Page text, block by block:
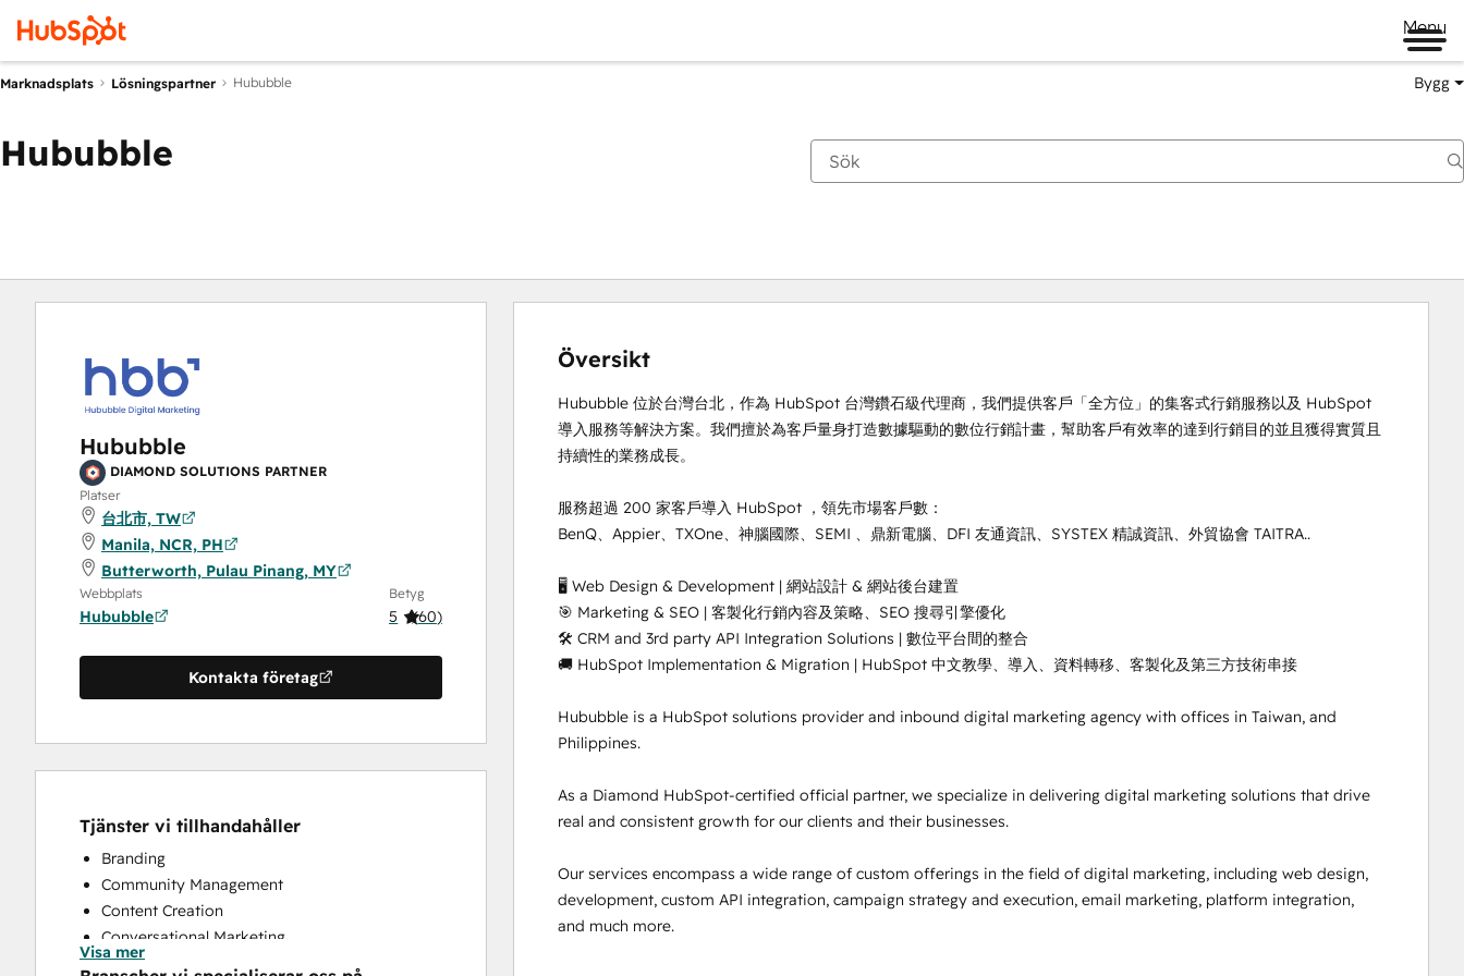
Menu
Marknadsplats Lösningspartner Hububble Bygg
Hububble
Hububble
DIAMOND SOLUTIONS PARTNER
Platser
台北市, TW
Manila, NCR, PH
Butterworth, Pulau Pinang, MY
Webbplats
Hububble
Betyg
5 (60)
Kontakta företag
Tjänster vi tillhandahåller
Branding
Community Management
Content Creation
Conversational Marketing
CRM Implementation
Visa mer
Översikt
Hububble 位於台灣台北，作為 HubSpot 台灣鑽石級代理商，我們提供客戶「全方位」的集客式行銷服務以及 HubSpot
導入服務等解決方案。我們擅於為客戶量身打造數據驅動的數位行銷計畫，幫助客戶有效率的達到行銷目的並且獲得實質且
持續性的業務成長。
服務超過 200 家客戶導入 HubSpot ，領先市場客戶數：
BenQ、Appier、TXOne、神腦國際、SEMI 、鼎新電腦、DFI 友通資訊、SYSTEX 精誠資訊、外貿協會 TAITRA..
🖥 Web Design & Development | 網站設計 & 網站後台建置
🎯 Marketing & SEO | 客製化行銷內容及策略、SEO 搜尋引擎優化
🛠 CRM and 3rd party API Integration Solutions | 數位平台間的整合
🚚 HubSpot Implementation & Migration | HubSpot 中文教學、導入、資料轉移、客製化及第三方技術串接
Hububble is a HubSpot solutions provider and inbound digital marketing agency with offices in Taiwan, and
Philippines.
As a Diamond HubSpot-certified official partner, we specialize in delivering digital marketing solutions that drive
real and consistent growth for our clients and their businesses.
Our services encompass a wide range of custom offerings in the field of digital marketing, including web design,
development, custom API integration, campaign strategy and execution, email marketing, platform integration,
and much more.